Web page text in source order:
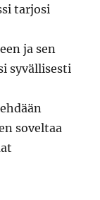
tarjosi
ja sen
syvällisesti
soveltaa